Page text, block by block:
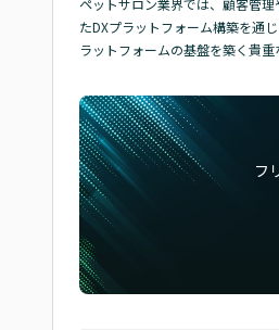
ペットサロン業界では、顧客管
たDXプラットフォーム構築を通
ラットフォームの基盤を築く貴重
フ